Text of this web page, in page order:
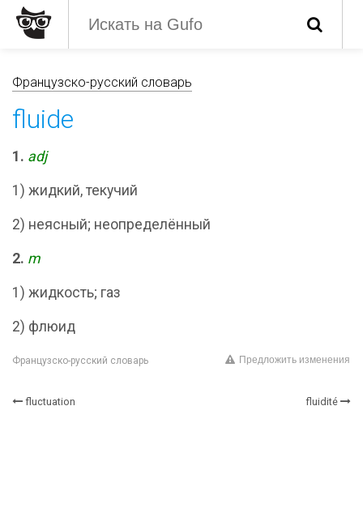
Французско-русский словарь
fluide
1. adj
1) жидкий, текучий
2) неясный; неопределённый
2. m
1) жидкость; газ
2) флюид
Французско-русский словарь Предложить изменения
fluctuation fluidité